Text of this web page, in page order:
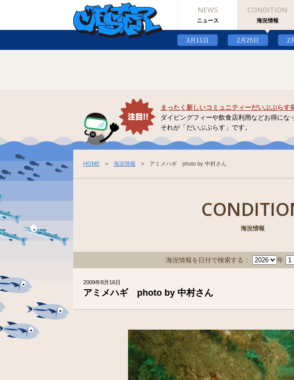
: Undefined array key "option_type" in/home/hkdsobama/jester.jp/public_html/
: Undefined array key "option_type" in/home/hkdsobama/jester.jp/public_html/
NEWS
ニュース
CONDITION
海況情報
3月11日 2月25日 2
まったく新しいコミュニティーだいぶぷらす
ダイビングフィーや飲食店利用などお得にな
それが「だいぶぷらす」です。
HOME > 海況情報 > アミメハギ photo by 中村さん
海況情報
海況情報を日付で検索する： 年
2009年8月16日
アミメハギ photo by 中村さん